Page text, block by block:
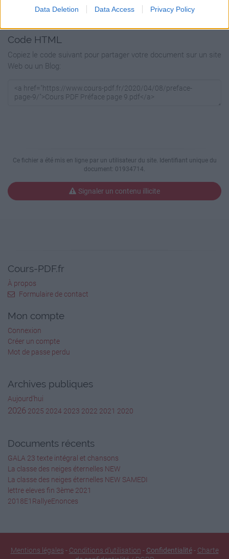
Data Deletion Data Access Privacy Policy
Code HTML
Copiez le code suivant pour partager votre document sur un site
Web ou un Blog:
Ce fichier a été mis en ligne par un utilisateur du site. Identifiant unique du
document: 01934714.
Signaler un contenu illicite
Cours-PDF.fr
À propos
Formulaire de contact
Mon compte
Connexion
Créer un compte
Mot de passe perdu
Archives publiques
Aujourd'hui
2026 2025 2024 2023 2022 2021 2020
Documents récents
GALA 23 texte intégral et chansons
La classe des neiges éternelles NEW
La classe des neiges éternelles NEW SAMEDI
lettre eleves fin 3ème 2021
2018E1RallyeEnonces
Mentions légales - Conditions d'utilisation - Confidentialité- Charte